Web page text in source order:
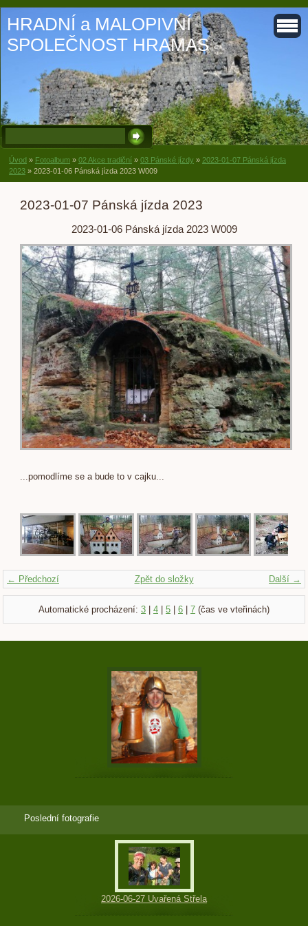
HRADNÍ a MALOPIVNÍ
SPOLEČNOST HRAMAS
Úvod » Fotoalbum » 02 Akce tradiční » 03 Pánské jízdy » 2023-01-07 Pánská jízda
2023 » 2023-01-06 Pánská jízda 2023 W009
2023-01-07 Pánská jízda 2023
2023-01-06 Pánská jízda 2023 W009
...pomodlíme se a bude to v cajku...
← Předchozí Další →
Zpět do složky
Automatické procházení: 3 | 4 | 5 | 6 | 7 (čas ve vteřinách)
Poslední fotografie
2026-06-27 Uvařená Střela